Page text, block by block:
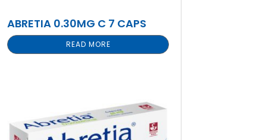
ABRETIA 0.30MG C 7 CAPS
READ MORE